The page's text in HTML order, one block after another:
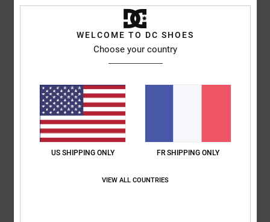
5/5
Afficher original - English
Rapport qualité / prix: 5/5 Taille: Taille parfaite
Je recommande ce produit
5
WELCOME TO DC SHOES
Choose your country
US SHIPPING ONLY FR SHIPPING ONLY
VIEW ALL COUNTRIES